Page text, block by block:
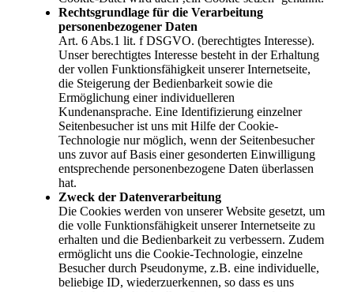
Rechtsgrundlage für die Verarbeitung
personenbezogener Daten
Art. 6 Abs.1 lit. f DSGVO. (berechtigtes Interesse).
Unser berechtigtes Interesse besteht in der Erhaltung
der vollen Funktionsfähigkeit unserer Internetseite,
die Steigerung der Bedienbarkeit sowie die
Ermöglichung einer individuelleren
Kundenansprache. Eine Identifizierung einzelner
Seitenbesucher ist uns mit Hilfe der Cookie-
Technologie nur möglich, wenn der Seitenbesucher
uns zuvor auf Basis einer gesonderten Einwilligung
entsprechende personenbezogene Daten überlassen
hat.
Zweck der Datenverarbeitung
Die Cookies werden von unserer Website gesetzt, um
die volle Funktionsfähigkeit unserer Internetseite zu
erhalten und die Bedienbarkeit zu verbessern. Zudem
ermöglicht uns die Cookie-Technologie, einzelne
Besucher durch Pseudonyme, z.B. eine individuelle,
beliebige ID, wiederzuerkennen, so dass es uns